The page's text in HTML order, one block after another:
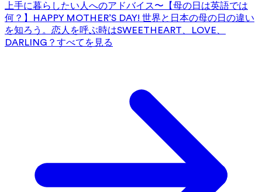
上手に暮らしたい人へのアドバイス〜 【母の日は英語では
何？】HAPPY MOTHER’S DAY! 世界と日本の母の日の違い
を知ろう。 恋人を呼ぶ時はSWEETHEART、LOVE、
DARLING？ すべてを見る